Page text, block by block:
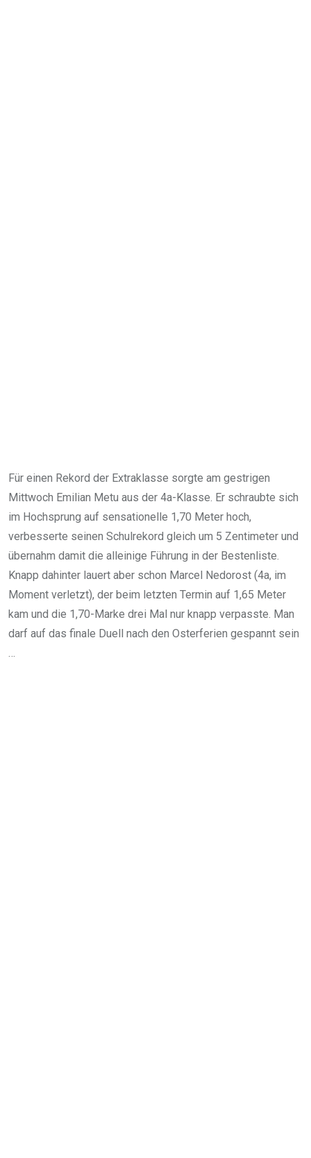
Für einen Rekord der Extraklasse sorgte am gestrigen
Mittwoch Emilian Metu aus der 4a-Klasse. Er schraubte sich
im Hochsprung auf sensationelle 1,70 Meter hoch,
verbesserte seinen Schulrekord gleich um 5 Zentimeter und
übernahm damit die alleinige Führung in der Bestenliste.
Knapp dahinter lauert aber schon Marcel Nedorost (4a, im
Moment verletzt), der beim letzten Termin auf 1,65 Meter
kam und die 1,70-Marke drei Mal nur knapp verpasste. Man
darf auf das finale Duell nach den Osterferien gespannt sein
…